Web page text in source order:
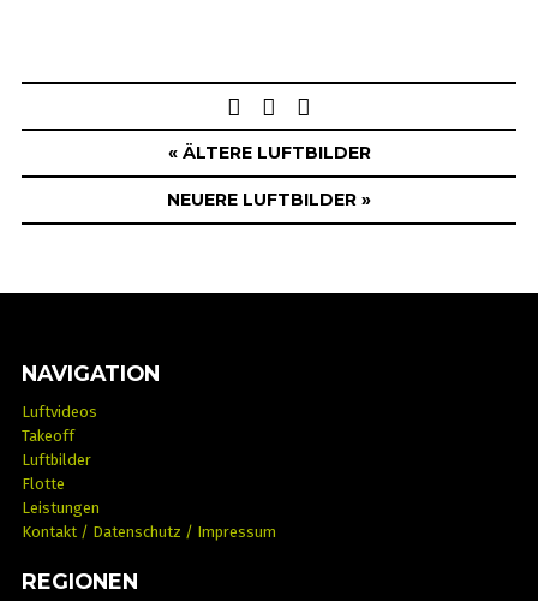
navigation
« ÄLTERE LUFTBILDER
NEUERE LUFTBILDER »
NAVIGATION
Luftvideos
Takeoff
Luftbilder
Flotte
Leistungen
Kontakt / Datenschutz / Impressum
REGIONEN